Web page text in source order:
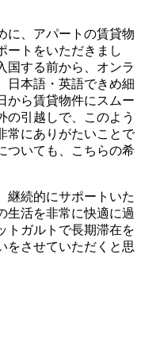
に、アパートの賃貸物
ートをいただきまし
国する前から、オンラ
日本語・英語できめ細
から賃貸物件にスムー
の引越しで、このよう
常にありがたいことで
ついても、こちらの希
継続的にサポートいた
生活を非常に快適に過
トガルトで長期滞在を
をさせていただくと思